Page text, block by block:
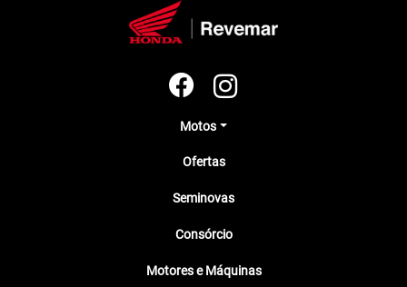
Motos
Ofertas
Seminovas
Consórcio
Motores e Máquinas